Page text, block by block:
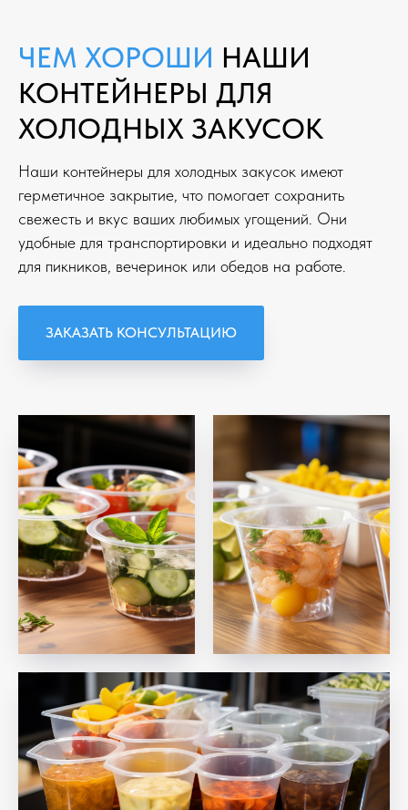
ЧЕМ ХОРОШИ НАШИ
КОНТЕЙНЕРЫ ДЛЯ
ХОЛОДНЫХ ЗАКУСОК
Наши контейнеры для холодных закусок имеют
герметичное закрытие, что помогает сохранить
свежесть и вкус ваших любимых угощений. Они
удобные для транспортировки и идеально подходят
для пикников, вечеринок или обедов на работе.
ЗАКАЗАТЬ КОНСУЛЬТАЦИЮ